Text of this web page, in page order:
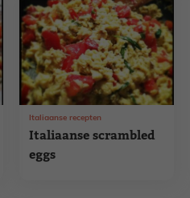
Italiaanse scrambled
eggs
Italiaanse recepten